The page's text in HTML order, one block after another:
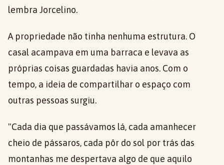
lembra Jorcelino.
A propriedade não tinha nenhuma estrutura. O
casal acampava em uma barraca e levava as
próprias coisas guardadas havia anos. Com o
tempo, a ideia de compartilhar o espaço com
outras pessoas surgiu.
"Cada dia que passávamos lá, cada amanhecer
cheio de pássaros, cada pôr do sol por trás das
montanhas me despertava algo de que aquilo